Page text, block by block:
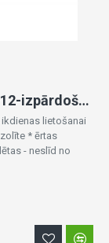
Baleta čibas ar sirsniņām 28/29 BL-12-izpārdošana
lietošanai
* ērtas
- neslīd no